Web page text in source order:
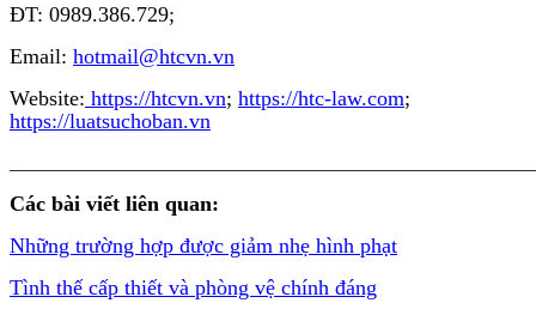
ĐT: 0989.386.729;
Email: hotmail@htcvn.vn
Website: https://htcvn.vn; https://htc-law.com;
https://luatsuchoban.vn
Các bài viết liên quan:
Những trường hợp được giảm nhẹ hình phạt
Tình thế cấp thiết và phòng vệ chính đáng